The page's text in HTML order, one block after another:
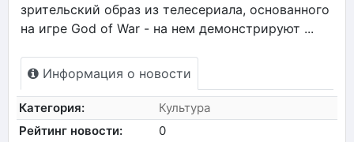
зрительский образ из телесериала, основанного
на игре God of War - на нем демонстрируют ...
Информация о новости
Категория:
Культура
Рейтинг новости:
0